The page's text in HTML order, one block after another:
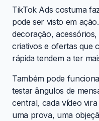
TikTok Ads costuma
pode ser visto em
decoração,
criativos e ofertas que
rápida tendem a ter
Também pode
testar ângulos de
central, cada vídeo
uma prova, uma